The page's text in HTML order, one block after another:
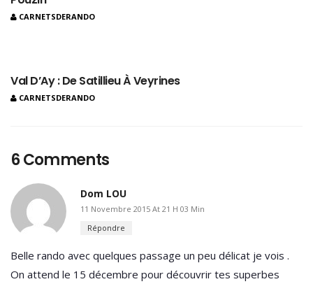
CARNETSDERANDO
Val D’Ay : De Satillieu À Veyrines
CARNETSDERANDO
6 Comments
Dom LOU
11 Novembre 2015 At 21 H 03 Min
Répondre
Belle rando avec quelques passage un peu délicat je vois .
On attend le 15 décembre pour découvrir tes superbes